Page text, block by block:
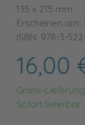
135 x 215 mm
Erschienen am:
ISBN: 978-3-
16,00
Gratis-
Sofort lieferbar